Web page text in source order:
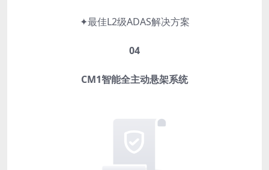
✦最佳L2级ADAS解决方案
04
CM1智能全主动悬架系统